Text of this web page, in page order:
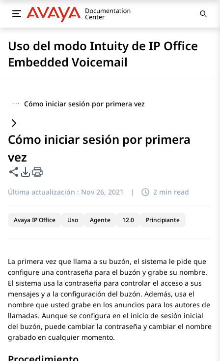
Uso del modo Intuity de IP Office
Embedded Voicemail
··· Cómo iniciar sesión por primera vez
Cómo iniciar sesión por primera
vez
Compartir esta página
Opciones de exportación de PDF
Última actualización : Nov 26, 2021 | 2 min read
Avaya IP Office Uso Agente 12.0 Principiante
La primera vez que llama a su buzón, el sistema le pide que
configure una contraseña para el buzón y grabe su nombre.
El sistema usa la contraseña para controlar el acceso a sus
mensajes y a la configuración del buzón. Además, usa el
nombre que usted grabe en los anuncios para los autores de
llamadas. Aunque se configura en el inicio de sesión inicial
del buzón, puede cambiar la contraseña y cambiar el nombre
grabado en cualquier momento.